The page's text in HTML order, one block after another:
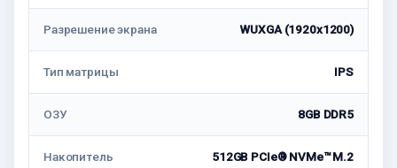
Разрешение экрана WUXGA (1920x1200)
Тип матрицы IPS
ОЗУ 8GB DDR5
Накопитель
512GB PCIe® NVMe™ M.2